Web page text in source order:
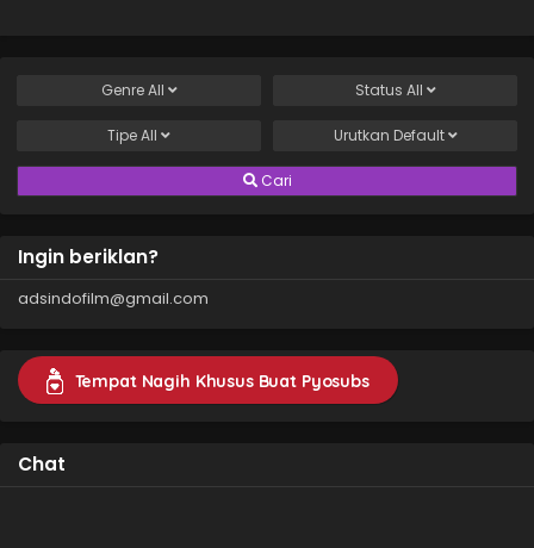
GenreAll Status All
TipeAll Urutkan Default
Cari
Ingin beriklan?
adsindofilm@gmail.com
Tempat Nagih Khusus Buat Pyosubs
Chat